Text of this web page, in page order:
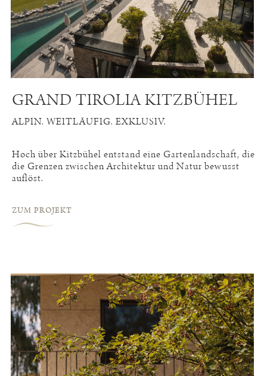
GRAND TIROLIA KITZBÜHEL
ALPIN. WEITLÄUFIG. EXKLUSIV.
Hoch über Kitzbühel entstand eine Gartenlandschaft, die
die Grenzen zwischen Architektur und Natur bewusst
auflöst.
ZUM PROJEKT